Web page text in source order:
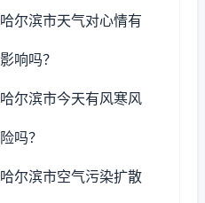
哈尔滨市天气对心情有
影响吗？
哈尔滨市今天有风寒风
险吗？
哈尔滨市空气污染扩散